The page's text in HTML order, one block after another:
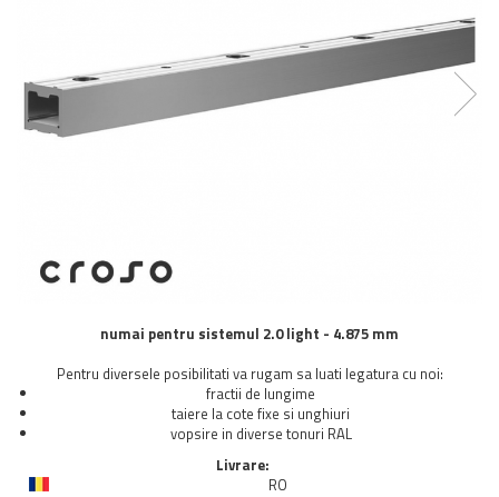
Fitting-uri balustrada inox
Bile - sfere
Cabluri si accesorii balustrada inox
Montanti echipati balustrada inox
Stifturi - Placute suport pentru
Suport mana curenta balustrada inox
Suporturi traverse/garzi
Suruburi - Adezivi - Chimicale
Tevi si bare
numai pentru sistemul 2.0 light - 4.875 mm
Pentru diversele posibilitati va rugam sa luati legatura cu noi:
fractii de lungime
taiere la cote fixe si unghiuri
vopsire in diverse tonuri RAL
Livrare:
RO